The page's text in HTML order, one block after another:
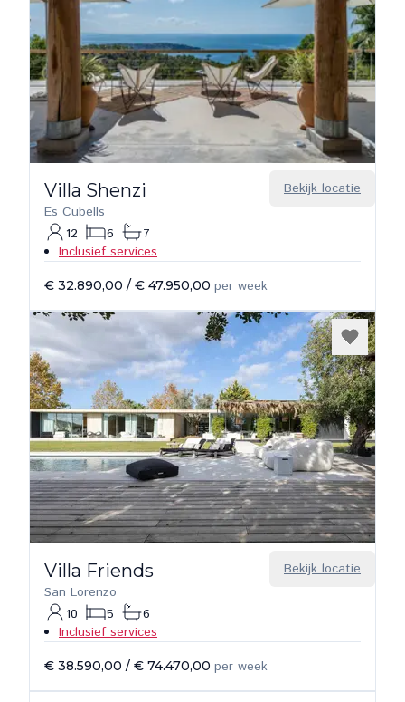
Bekijk locatie
Villa Shenzi
Es Cubells
12
6
7
Inclusief services
€ 32.890,00 / € 47.950,00 per week
Bekijk locatie
Villa Friends
San Lorenzo
10
5
6
Inclusief services
€ 38.590,00 / € 74.470,00 per week